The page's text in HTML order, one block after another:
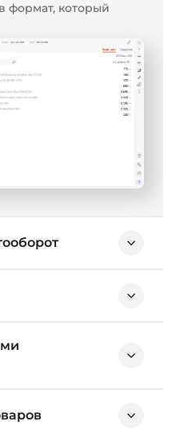
формат, который